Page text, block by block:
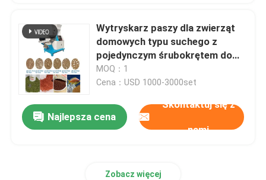
Wytryskarz paszy dla zwierząt
domowych typu suchego z
pojedynczym śrubokrętem do
ryb dla małych firm i
gospodarstw rolnych
MOQ：1
Cena：USD 1000-3000set
Najlepsza cena
Skontaktuj się z
nami
Zobacz więcej